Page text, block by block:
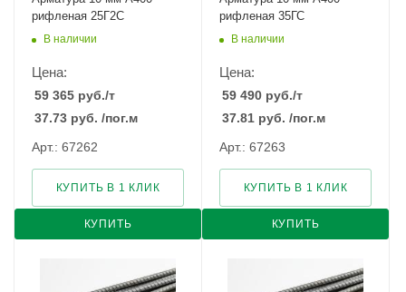
рифленая 25Г2С
В наличии
Цена:
59 365 руб./т
37.73 руб. /пог.м
Арт.: 67262
КУПИТЬ
КУПИТЬ В 1 КЛИК
рифленая 35ГС
В наличии
Цена:
59 490 руб./т
37.81 руб. /пог.м
Арт.: 67263
КУПИТЬ
КУПИТЬ В 1 КЛИК